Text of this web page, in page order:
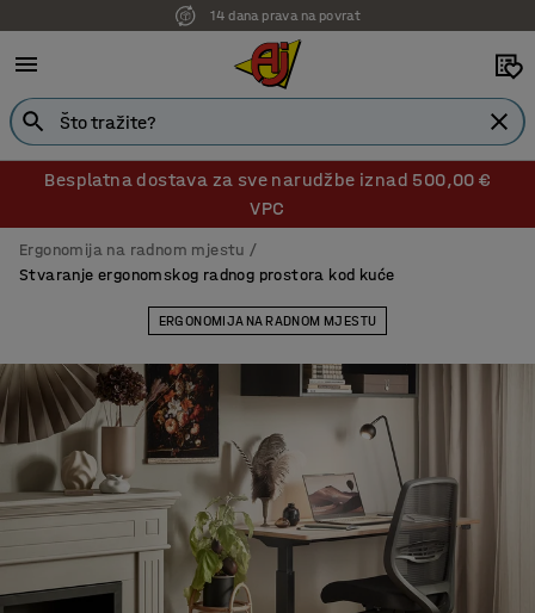
14 dana prava na povrat
Besplatna dostava za sve narudžbe iznad 500,00 €
VPC
Ergonomija na radnom mjestu
Stvaranje ergonomskog radnog prostora kod kuće
ERGONOMIJA NA RADNOM MJESTU